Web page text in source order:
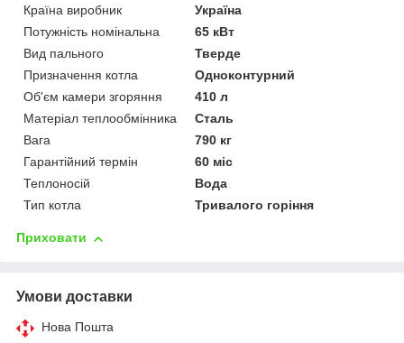
Країна виробник
Україна
Потужність номінальна
65 кВт
Вид пального
Тверде
Призначення котла
Одноконтурний
Об'єм камери згоряння
410 л
Матеріал теплообмінника
Сталь
Вага
790 кг
Гарантійний термін
60 міс
Теплоносій
Вода
Тип котла
Тривалого горіння
Приховати
Умови доставки
Нова Пошта